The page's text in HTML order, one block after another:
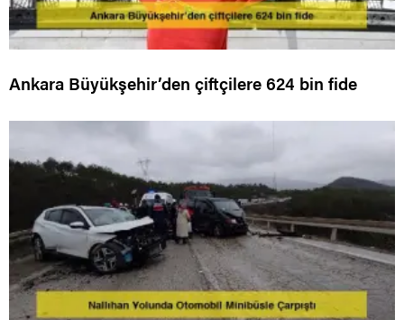
Ankara Büyükşehir’den çiftçilere 624 bin fide